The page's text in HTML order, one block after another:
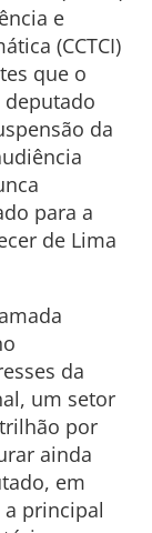
e
(CCTCI)
que o
da
para a
de Lima
da
um setor
por
ainda
em
principal